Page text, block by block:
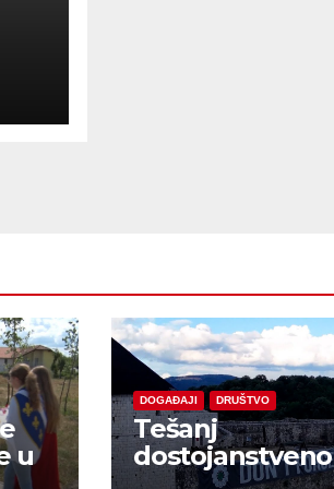
u
DOGAĐAJI DRUŠTVO
Tešanj
dostojanstveno